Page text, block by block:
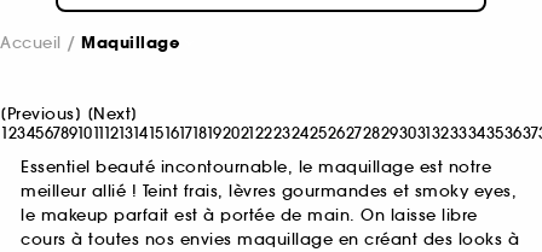
Accueil Maquillage
[Previous] [Next]
12345678910111213141516171819202122232425262728293031323334353637
Essentiel beauté incontournable, le maquillage est notre
meilleur allié ! Teint frais, lèvres gourmandes et smoky eyes,
le makeup parfait est à portée de main. On laisse libre
cours à toutes nos envies maquillage en créant des looks à